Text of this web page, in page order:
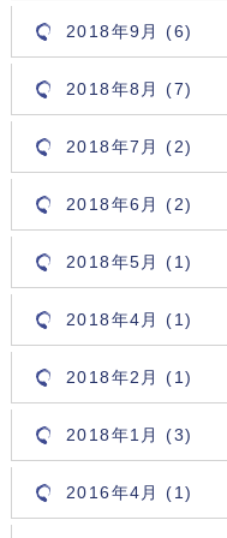
2018年9月 (6)
2018年8月 (7)
2018年7月 (2)
2018年6月 (2)
2018年5月 (1)
2018年4月 (1)
2018年2月 (1)
2018年1月 (3)
2016年4月 (1)